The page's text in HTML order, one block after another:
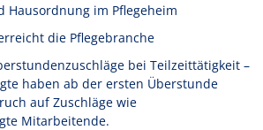
Hausordnung im Pflegeheim
die Pflegebranche
bei Teilzeittätigkeit –
haben ab der ersten Überstunde
auf Zuschläge wie
Mitarbeitende.